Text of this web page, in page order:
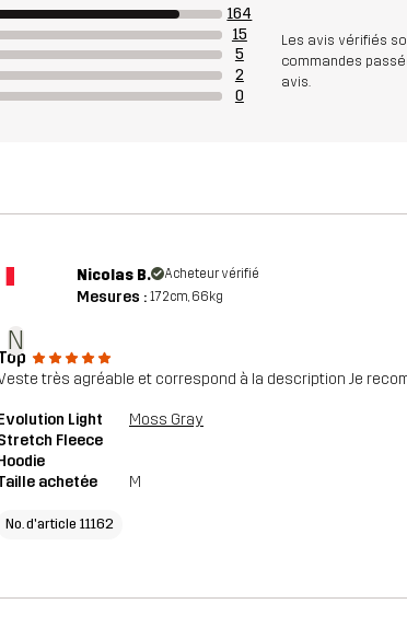
164
15
5
2
0
Les avis vérifiés
commandes
avis.
N
Nicolas B. Acheteur vérifié
Mesures : 172cm, 66kg
très agréable et correspond à la description Je
Light
Fleece
Moss Gray
achetée M
No. d'article 11162